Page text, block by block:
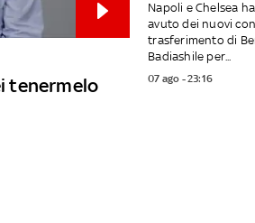
tenermelo
Napoli e Chelsea
avuto dei nuovi
trasferimento di
Badiashile per...
07 ago - 23:16